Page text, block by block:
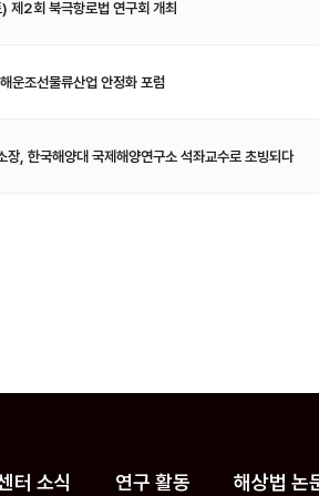
제2회 북극항로법 연구회 개최
운조선물류산업 안정화 포럼
장, 한국해양대 국제해양연구소 석좌교수로 초빙되다
터 소식 연구 활동 해상법 논